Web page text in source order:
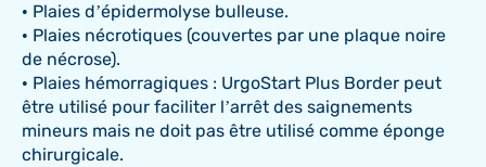
• Plaies d’épidermolyse bulleuse.
• Plaies nécrotiques (couvertes par une plaque noire
de nécrose).
• Plaies hémorragiques : UrgoStart Plus Border peut
être utilisé pour faciliter l’arrêt des saignements
mineurs mais ne doit pas être utilisé comme éponge
chirurgicale.